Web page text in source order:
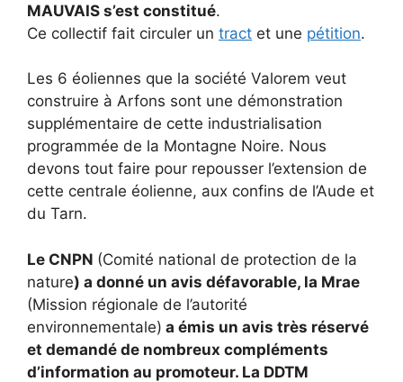
MAUVAIS s’est constitué.
Ce collectif fait circuler un tract et une pétition.
Les 6 éoliennes que la société Valorem veut
construire à Arfons sont une démonstration
supplémentaire de cette industrialisation
programmée de la Montagne Noire. Nous
devons tout faire pour repousser l’extension de
cette centrale éolienne, aux confins de l’Aude et
du Tarn.
Le CNPN (Comité national de protection de la
nature) a donné un avis défavorable, la Mrae
(Mission régionale de l’autorité
environnementale) a émis un avis très réservé
et demandé de nombreux compléments
d’information au promoteur. La DDTM